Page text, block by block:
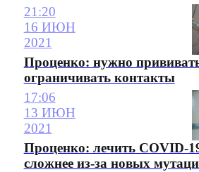
21:20
16 ИЮН
2021
Проценко: нужно
ограничивать контакты
17:06
13 ИЮН
2021
Проценко: лечить COVID-
сложнее из-за новых